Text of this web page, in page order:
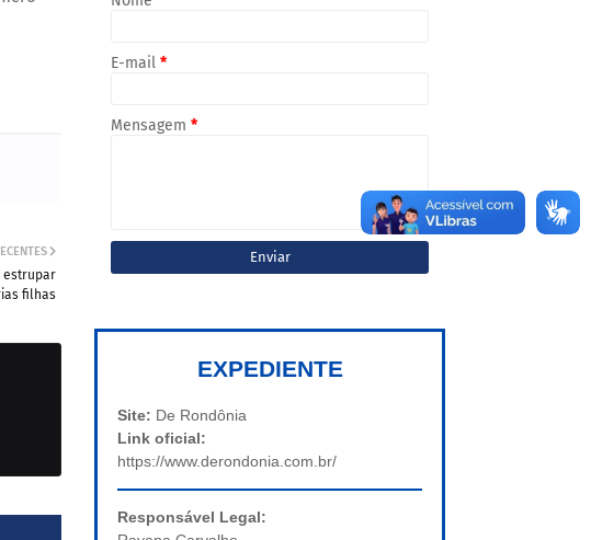
estrupar
filhas
E-mail *
Mensagem *
EXPEDIENTE
Site: De Rondônia
Link oficial:
https://www.derondonia.com.br/
Responsável Legal: